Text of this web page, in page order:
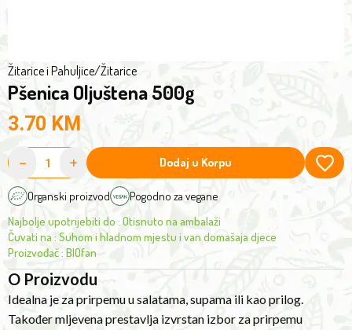
Žitarice i Pahuljice/Žitarice
Pšenica Oljuštena 500g
3.70 KM
O Proizvodu
Idealna je za prirpemu u salatama, supama ili kao prilog.
Također mljevena prestavlja izvrstan izbor za prirpemu
homemade
bread.
especially
recommended
for
vegetarian
and
vegan
diets.
Before
cooking,
- + Dodaj u Korpu
Organski proizvod Pogodno za vegane
Najbolje upotrijebiti do : Otisnuto na ambalaži
Čuvati na : Suhom i hladnom mjestu i van domašaja djece
Proizvođač: BIOfan